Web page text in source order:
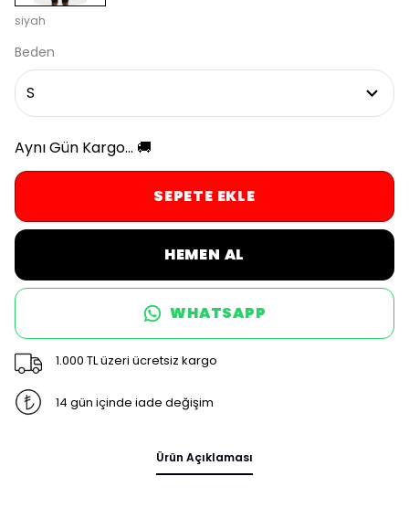
siyah
Beden
Aynı Gün Kargo... 🚚
SEPETE EKLE
HEMEN AL
WHATSAPP
1.000 TL üzeri ücretsiz kargo
14 gün içinde iade değişim
Ürün Açıklaması